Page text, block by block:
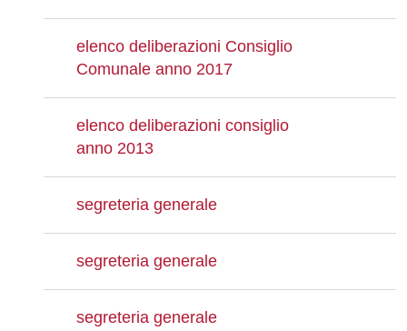
elenco deliberazioni Consiglio
Comunale anno 2017
elenco deliberazioni consiglio
anno 2013
segreteria generale
segreteria generale
segreteria generale